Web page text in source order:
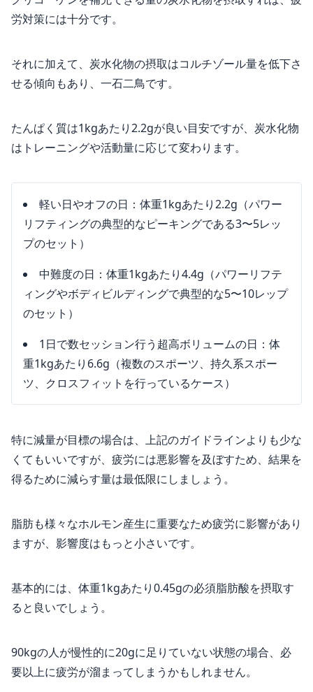
労対策には十分です。
それに加えて、炭水化物の摂取はコルチゾール量を低下さ
せる傾向もあり、一石二鳥です。
たんぱく質は1kgあたり2.2gが良い目安ですが、炭水化物
はトレーニングや活動量に応じて変わります。
軽い日やオフの日：体重1kgあたり2.2g（パワー
リフティングの典型的なピーキングである3〜5レッ
プのセット）
中難度の日：体重1kgあたり4.4g（パワーリフテ
ィングやボディビルディングで典型的な5〜10レップ
のセット）
1日で数セッション行う超高ボリュームの日：体
重1kgあたり6.6g（複数のスポーツ、持久系スポー
ツ、クロスフィットを行っているケース）
特に減量が目標の場合は、上記のガイドラインよりも少な
くてもいいですが、疲労には悪影響を及ぼすため、結果を
得るために減らす量は最低限にしましょう。
脂肪も様々なホルモン産生に重要なため疲労に影響があり
ますが、影響度はもっと小さいです。
基本的には、体重1kgあたり0.45gの必須脂肪酸を摂取す
ると良いでしょう。
90kgの人が慢性的に20gに足りていない状態の場合、必
要以上に疲労が溜まってしまうかもしれません。